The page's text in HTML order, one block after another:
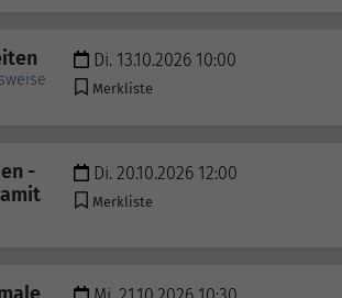
Di. 13.10.2026 10:00
Merkliste
-
Di. 20.10.2026 12:00
Merkliste